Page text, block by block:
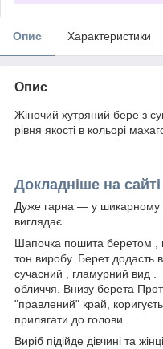
Опис Характеристики
Опис
Жіночий хутряний бере з
рівня якості в кольорі
Докладніше на сайті
Дуже гарна — у шикарному
виглядає.
Шапочка пошита беретом ,
тон виробу. Берет додасть
сучасний , гламурний вид
обличчя. Внизу берета
"правлений" край,
прилягати до голови.
Виріб підійде дівчині та